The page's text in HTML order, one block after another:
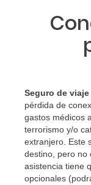
Seguro de
pérdida de
gastos médicos
terrorismo y/o
extranjero. Este
destino, pero no
asistencia tiene
opcionales